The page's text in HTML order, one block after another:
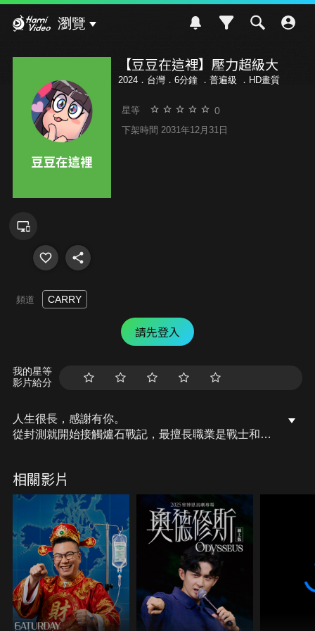
瀏覽
【豆豆在這裡】壓力超級大
2024．台灣．6分鐘 ． 普遍級 ．HD畫質
星等 0
下架時間 2031年12月31日
頻道 CARRY
請先登入
我的星等
影片給分
人生很長，感謝有你。
從封測就開始接觸爐石戰記，最擅長職業是戰士和牧
醒。
從陰暗幽霾的蛇界森林甦醒吧， 趁此良機，莫再猶
豫，恭請蛇界至尊雙飛寶典！
OSkomodo 還不一起加入蛇教跟著教主一起前進!
相關影片